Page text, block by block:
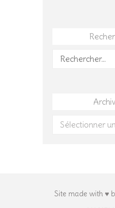
Rechercher :
Archives
Site made with ♥